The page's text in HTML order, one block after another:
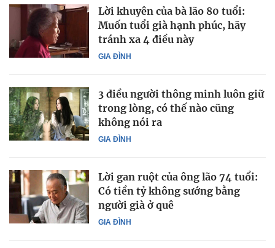
GIA ĐÌNH
Lời khuyên của bà lão 80 tuổi:
Muốn tuổi già hạnh phúc, hãy
tránh xa 4 điều này
GIA ĐÌNH
3 điều người thông minh luôn giữ
trong lòng, có thế nào cũng
không nói ra
GIA ĐÌNH
Lời gan ruột của ông lão 74 tuổi:
Có tiền tỷ không sướng bằng
người già ở quê